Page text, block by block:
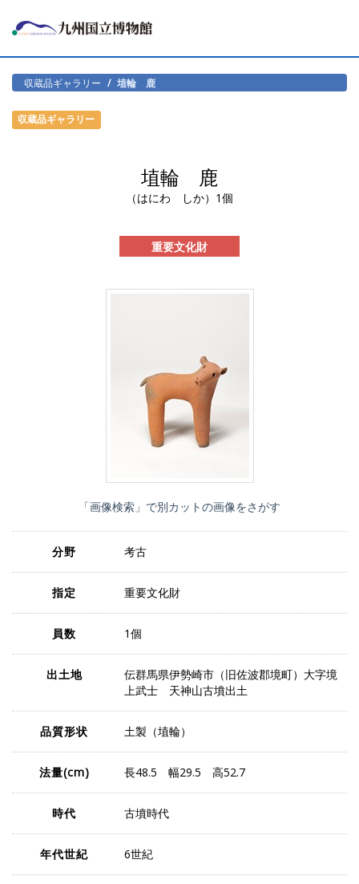
収蔵品ギャラリー 埴輪 鹿
収蔵品ギャラリー
埴輪 鹿
（はにわ しか）1個
重要文化財
「画像検索」で別カットの画像をさがす
分野 考古
指定 重要文化財
員数 1個
出土地
伝群馬県伊勢崎市（旧佐波郡境町）大字境
上武士 天神山古墳出土
品質形状 土製（埴輪）
法量(cm) 長48.5 幅29.5 高52.7
時代 古墳時代
年代世紀 6世紀